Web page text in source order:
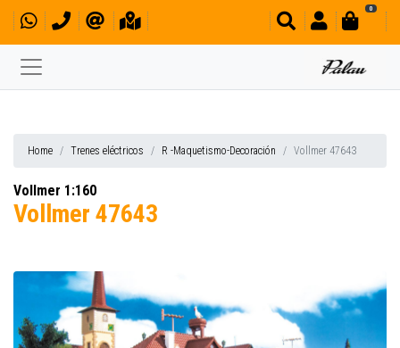
0
Home Trenes eléctricos R -Maquetismo-Decoración Vollmer 47643
Vollmer 1:160
Vollmer 47643